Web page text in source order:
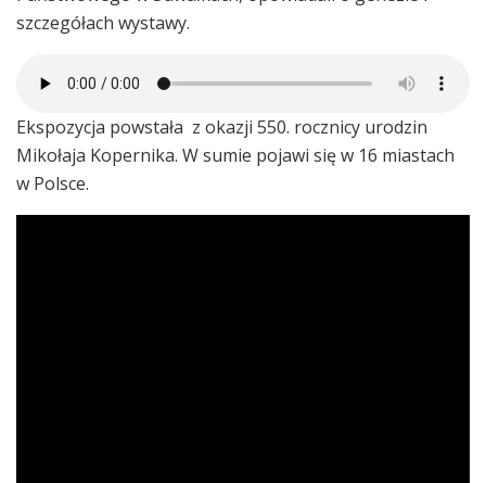
szczegółach wystawy.
Ekspozycja powstała z okazji 550. rocznicy urodzin
Mikołaja Kopernika. W sumie pojawi się w 16 miastach
w Polsce.